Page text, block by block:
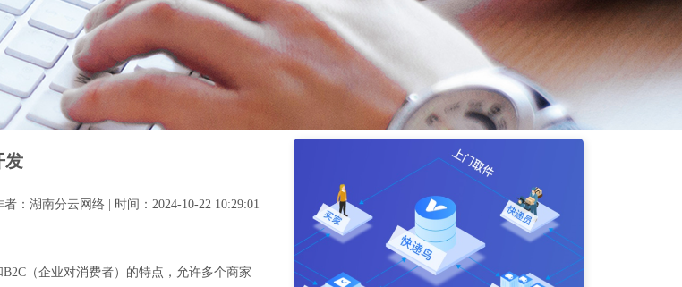
发
者：湖南分云网络 | 时间：2024-10-22 10:29:01
（企业对消费者）的特点，允许多个商家